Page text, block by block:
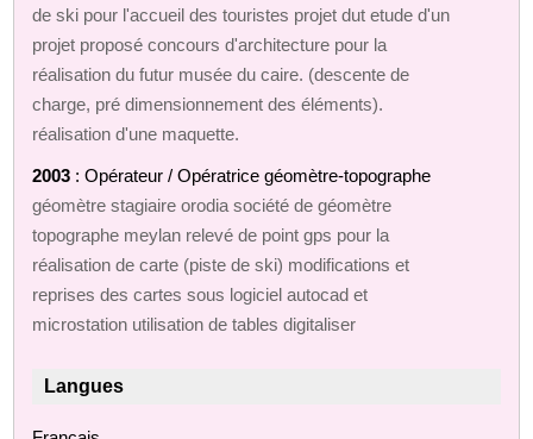
de ski pour l'accueil des touristes projet dut etude d'un
projet proposé concours d'architecture pour la
réalisation du futur musée du caire. (descente de
charge, pré dimensionnement des éléments).
réalisation d'une maquette.
2003 : Opérateur / Opératrice géomètre-topographe
géomètre stagiaire orodia société de géomètre
topographe meylan relevé de point gps pour la
réalisation de carte (piste de ski) modifications et
reprises des cartes sous logiciel autocad et
microstation utilisation de tables digitaliser
Langues